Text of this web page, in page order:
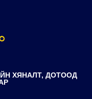
ХЯНАЛТ, ДОТООД